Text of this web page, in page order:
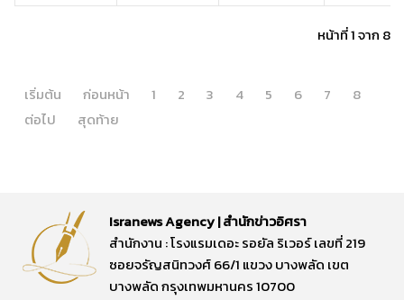
หน้าที่ 1 จาก 8
เริ่มต้น ก่อนหน้า 1 2 3 4 5 6 7
8
ต่อไป
สุดท้าย
Isranews Agency | สำนักข่าวอิศรา
สำนักงาน : โรงแรมเดอะ รอยัล ริเวอร์ เลขที่ 219
ซอยจรัญสนิทวงศ์ 66/1 แขวง บางพลัด เขต
บางพลัด กรุงเทพมหานคร 10700